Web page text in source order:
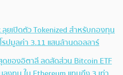
ลุยเปิดตัว Tokenized สำหรับกองทุน
รปมูลค่า 3.11 แสนล้านดอลลาร์
ของอิตาลี ลดสัดส่วน Bitcoin ETF